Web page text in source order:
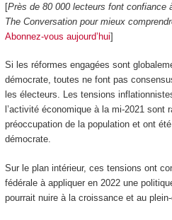
[Près de 80 000 lecteurs font confiance
The Conversation pour mieux
Abonnez-vous aujourd’hui]
Si les réformes engagées sont
démocrate, toutes ne font pas
les électeurs. Les tensions
l’activité économique à la mi-2021 sont
préoccupation de la population et ont
démocrate.
Sur le plan intérieur, ces tensions ont
fédérale à appliquer en 2022 une
pourrait nuire à la croissance et au